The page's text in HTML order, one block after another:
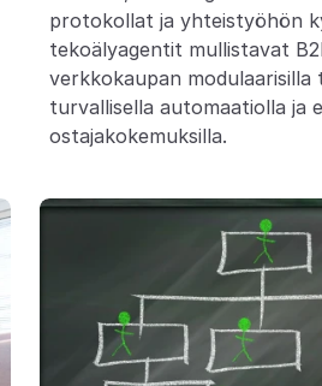
protokollat ja yhteistyöhön
tekoälyagentit mullistavat
verkkokaupan modulaarisilla
turvallisella automaatiolla ja
ostajakokemuksilla.